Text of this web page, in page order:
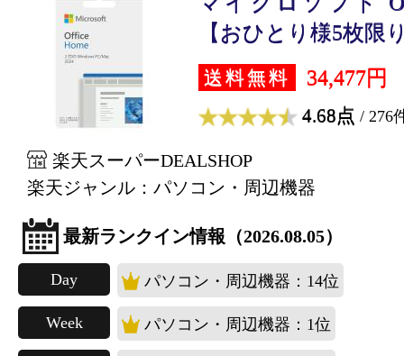
【おひとり様5枚限
送料無料 34,477円
4.68点 / 276
楽天スーパーDEALSHOP
楽天ジャンル：パソコン・周辺機器
最新ランクイン情報（2026.08.05）
Day パソコン・周辺機器：14位
Week パソコン・周辺機器：1位